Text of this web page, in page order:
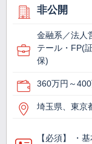
非公開
金融系／法人
テール・FP(
保)
360万円～
埼玉県、東京
【必須】 ・